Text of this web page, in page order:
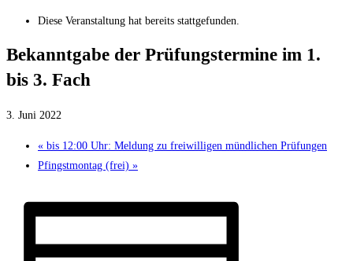
Diese Veranstaltung hat bereits stattgefunden.
Bekanntgabe der Prüfungstermine im 1.
bis 3. Fach
3. Juni 2022
« bis 12:00 Uhr: Meldung zu freiwilligen mündlichen Prüfungen
Pfingstmontag (frei) »